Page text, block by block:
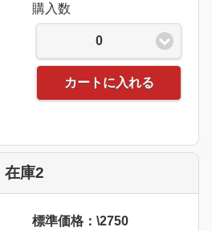
購入数
0
カートに入れる
庫2
標準価格：\2750